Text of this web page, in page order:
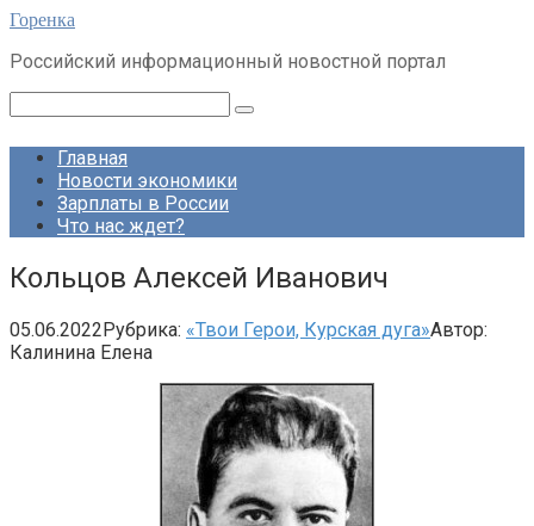
Перейти
контенту
Горенка
Российский информационный новостной портал
Главная
Новости экономики
Зарплаты в России
Что нас ждет?
Кольцов Алексей Иванович
05.06.2022Рубрика: «Твои Герои, Курская дуга»Автор:
Калинина Елена